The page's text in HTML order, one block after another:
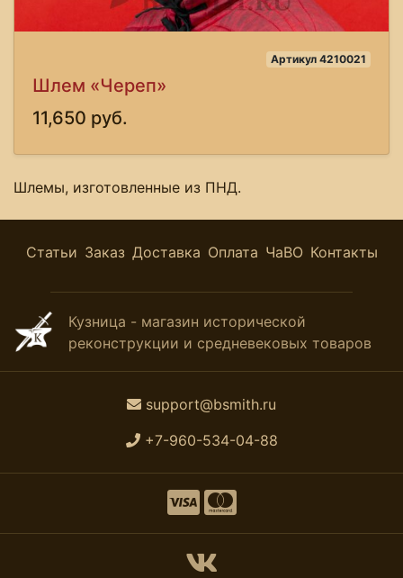
Артикул 4210021
Шлем «Череп»
11,650 руб.
Шлемы, изготовленные из ПНД.
Статьи Заказ Доставка Оплата ЧаВО Контакты
Кузница - магазин исторической
реконструкции и средневековых товаров
support@bsmith.ru
+7-960-534-04-88